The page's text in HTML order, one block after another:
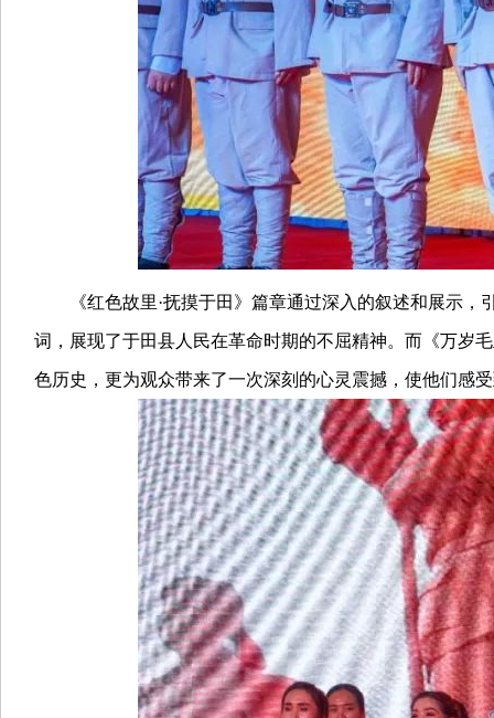
《红色故里·抚摸于田》篇章通过深入的叙述和展示，
词，展现了于田县人民在革命时期的不屈精神。而《万岁
色历史，更为观众带来了一次深刻的心灵震撼，使他们感